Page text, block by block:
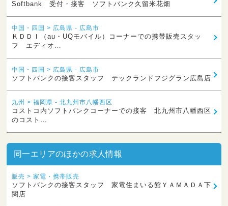
Softbank 受付・接客 ソフトバンク久留米花畑
中国・四国 > 広島県 - 広島市
ＫＤＤＩ（au・UQモバイル）コーナーでの携帯販売スタッ
フ エディオ…
中国・四国 > 広島県 - 広島市
ソフトバンクの接客スタッフ テックランドフジグラン広島店
九州 > 福岡県 - 北九州市八幡西区
コストコ内ソフトバンクコーナーでの接客 北九州市八幡西区
のコスト…
同一エリアのほかの求人情報
販売 > 家電・携帯販売
ソフトバンクの接客スタッフ 家電住まいる館ＹＡＭＡＤＡ下
関店